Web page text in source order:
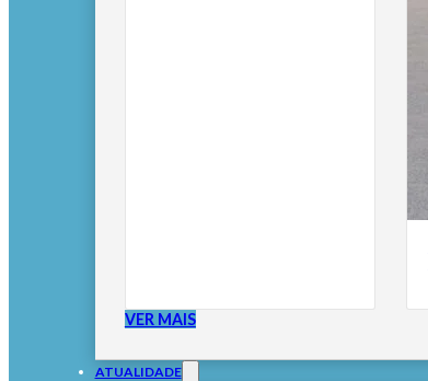
VER MAIS
ATUALIDADE